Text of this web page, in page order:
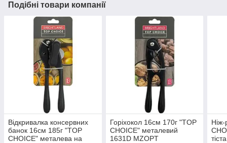
Подібні товари компанії
Відкривалка консервних
банок 16см 185г "TOP
CHOICE" металева на
Горіхокол 16см 170г "TOP
CHOICE" металевий
1631D MZOPT